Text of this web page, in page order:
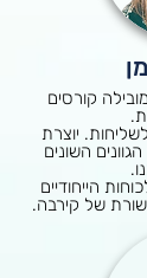
קורסים
יוצרת
השונים
הייחודיים
של קירבה.